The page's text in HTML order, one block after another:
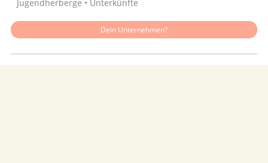
Jugendherberge • Unterkünfte
Dein Unternehmen?